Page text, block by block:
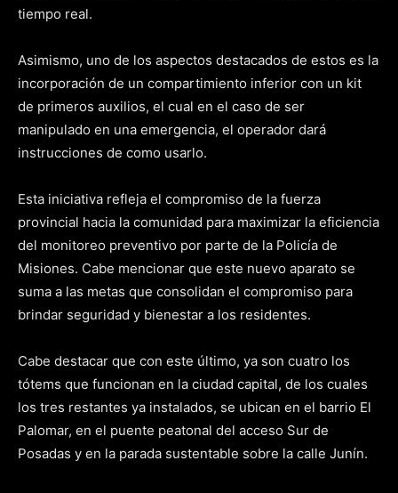
tiempo real.
Asimismo, uno de los aspectos destacados de estos es la
incorporación de un compartimiento inferior con un kit
de primeros auxilios, el cual en el caso de ser
manipulado en una emergencia, el operador dará
instrucciones de como usarlo.
Esta iniciativa refleja el compromiso de la fuerza
provincial hacia la comunidad para maximizar la eficiencia
del monitoreo preventivo por parte de la Policía de
Misiones. Cabe mencionar que este nuevo aparato se
suma a las metas que consolidan el compromiso para
brindar seguridad y bienestar a los residentes.
Cabe destacar que con este último, ya son cuatro los
tótems que funcionan en la ciudad capital, de los cuales
los tres restantes ya instalados, se ubican en el barrio El
Palomar, en el puente peatonal del acceso Sur de
Posadas y en la parada sustentable sobre la calle Junín.